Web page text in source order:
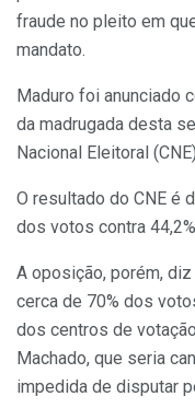
fraude no pleito em
mandato.
Maduro foi anunciado
da madrugada desta
Nacional Eleitoral
O resultado do CNE é
dos votos contra
A oposição, porém,
cerca de 70% dos
dos centros de
Machado, que seria
impedida de disputar